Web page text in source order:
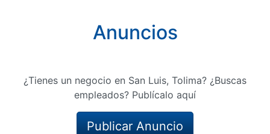
Anuncios
¿Tienes un negocio en San Luis, Tolima? ¿Buscas
empleados? Publícalo aquí
Publicar Anuncio